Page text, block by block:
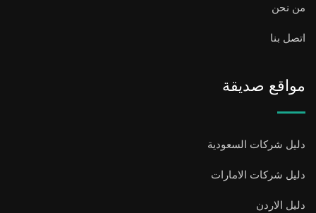
من نحن
اتصل بنا
مواقع صديقة
دليل شركات السعودية
دليل شركات الامارات
دليل الاردن